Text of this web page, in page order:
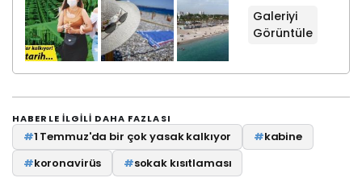
Galeriyi
Görüntüle
HABERLE ILGILI DAHA FAZLASI
#1 Temmuz'da bir çok yasak kalkıyor #kabine
#koronavirüs #sokak kısıtlaması